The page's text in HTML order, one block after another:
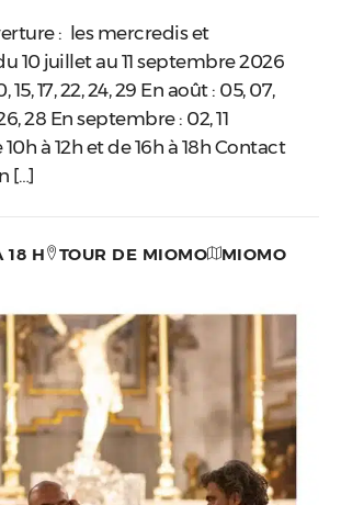
: les mercredis et
10 juillet au 11 septembre 2026
15, 17, 22, 24, 29 En août : 05, 07,
26, 28 En septembre : 02, 11
à 12h et de 16h à 18h Contact
[…]
18 H TOUR DE MIOMO MIOMO